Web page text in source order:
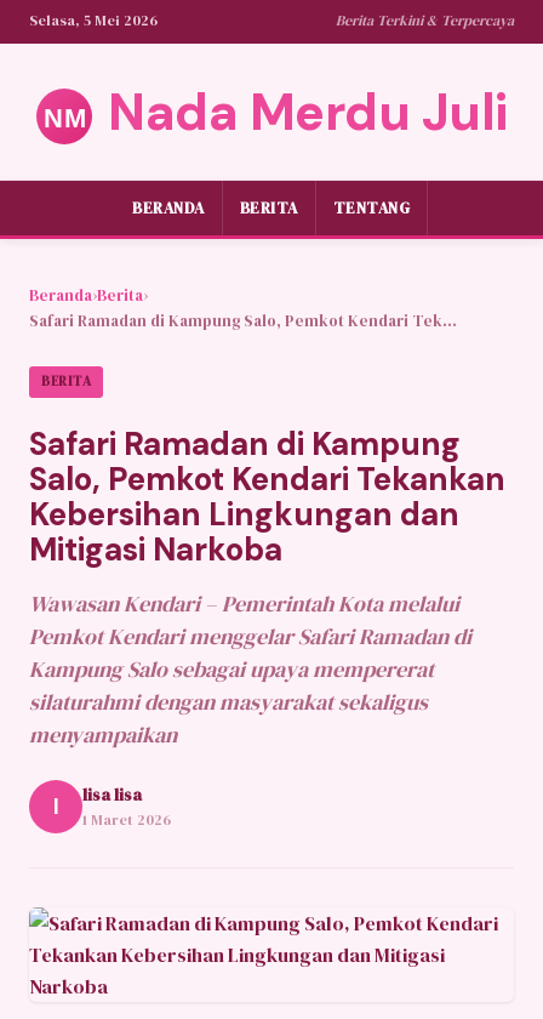
Selasa, 5 Mei 2026 Berita Terkini & Terpercaya
Nada Merdu Juli
BERANDA BERITA TENTANG
Beranda›Berita›
Safari Ramadan di Kampung Salo, Pemkot Kendari Tek...
BERITA
Safari Ramadan di Kampung
Salo, Pemkot Kendari Tekankan
Kebersihan Lingkungan dan
Mitigasi Narkoba
Wawasan Kendari – Pemerintah Kota melalui
Pemkot Kendari menggelar Safari Ramadan di
Kampung Salo sebagai upaya mempererat
silaturahmi dengan masyarakat sekaligus
menyampaikan
l lisa lisa
1 Maret 2026